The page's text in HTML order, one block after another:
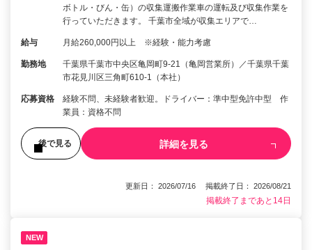
ボトル・びん・缶）の収集運搬作業車の運転及び収集作業を
行っていただきます。 千葉市全域が収集エリアで…
給与 月給260,000円以上 ※経験・能力考慮
勤務地
千葉県千葉市中央区亀岡町9-21（亀岡営業所）／千葉県千葉
市花見川区三角町610-1（本社）
応募資格
経験不問、未経験者歓迎。ドライバー：準中型免許中型 作
業員：資格不問
後で見る 詳細を見る
更新日： 2026/07/16 掲載終了日： 2026/08/21
掲載終了まであと14日
NEW